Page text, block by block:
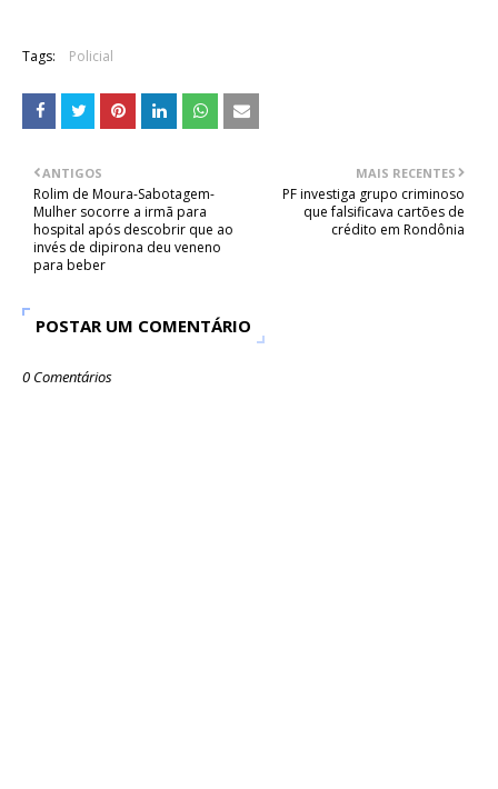
Tags: Policial
MAIS RECENTES
PF investiga grupo criminoso
que falsificava cartões de
crédito em Rondônia
ANTIGOS
Rolim de Moura-Sabotagem-
Mulher socorre a irmã para
hospital após descobrir que ao
invés de dipirona deu veneno
para beber
POSTAR UM COMENTÁRIO
0 Comentários